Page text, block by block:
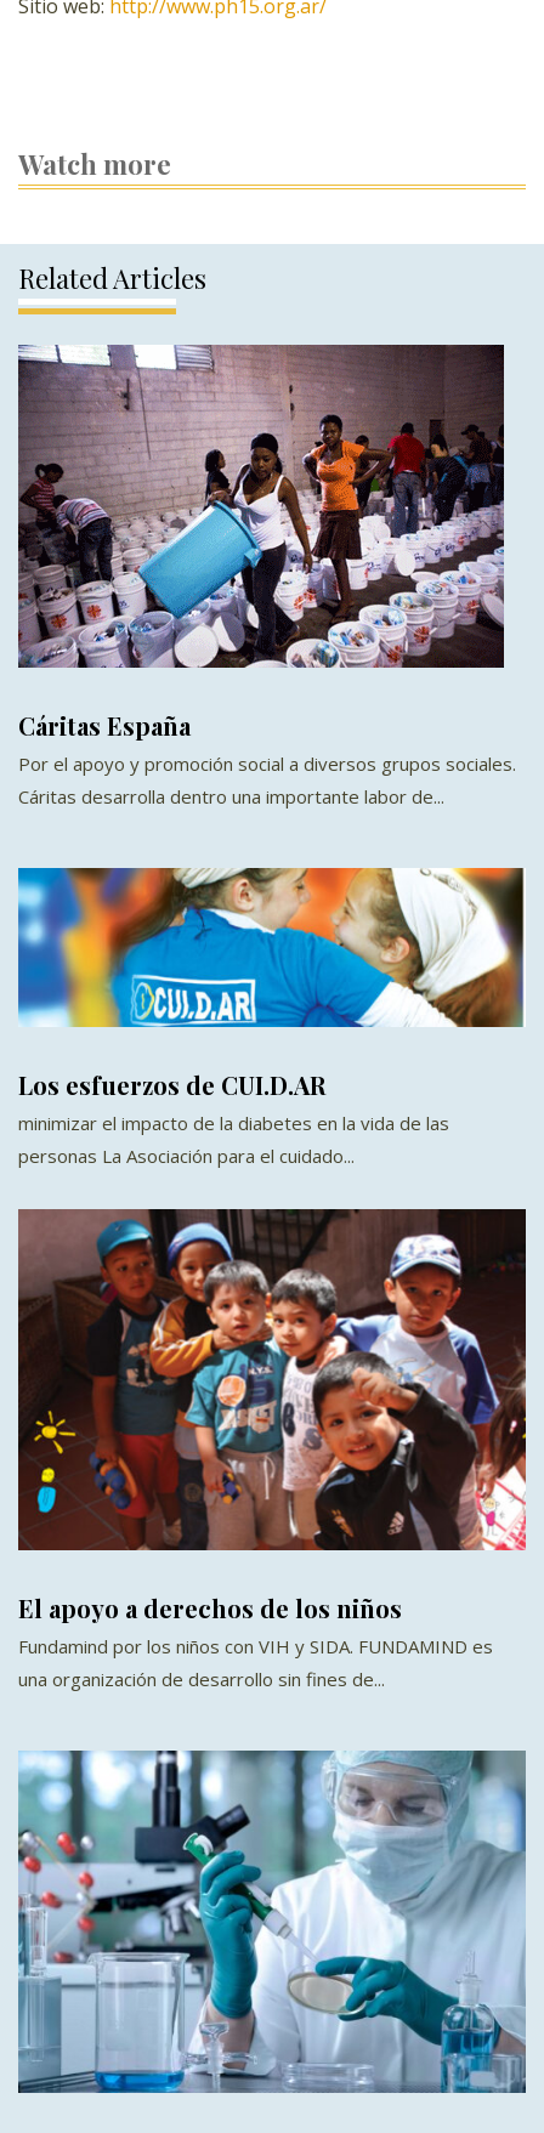
Sitio web: http://www.ph15.org.ar/
Watch more
Related Articles
Cáritas España
Por el apoyo y promoción social a diversos grupos sociales.
Cáritas desarrolla dentro una importante labor de...
Los esfuerzos de CUI.D.AR
minimizar el impacto de la diabetes en la vida de las
personas La Asociación para el cuidado...
El apoyo a derechos de los niños
Fundamind por los niños con VIH y SIDA. FUNDAMIND es
una organización de desarrollo sin fines de...